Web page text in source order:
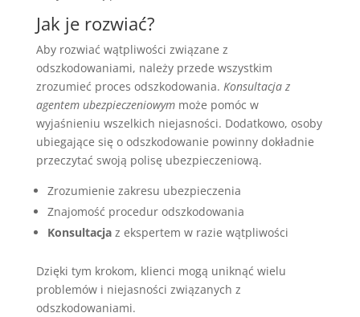
Jak je rozwiać?
Aby rozwiać wątpliwości związane z
odszkodowaniami, należy przede wszystkim
zrozumieć proces odszkodowania. Konsultacja z
agentem ubezpieczeniowymmoże pomóc w
wyjaśnieniu wszelkich niejasności. Dodatkowo, osoby
ubiegające się o odszkodowanie powinny dokładnie
przeczytać swoją polisę ubezpieczeniową.
Zrozumienie zakresu ubezpieczenia
Znajomość procedur odszkodowania
Konsultacjaz ekspertem w razie wątpliwości
Dzięki tym krokom, klienci mogą uniknąć wielu
problemów i niejasności związanych z
odszkodowaniami.